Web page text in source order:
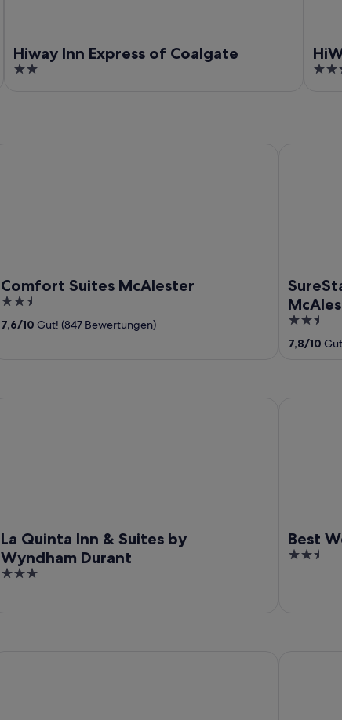
Hiway Inn Express of Coalgate
2
2.5
Comfort Suites McAlester
2.5
out
of
7,6/10 Gut! (847 Bewertungen)
2.5
out
of
7,8/10
La Quinta Inn & Suites by
Wyndham Durant
3
Best
2.5